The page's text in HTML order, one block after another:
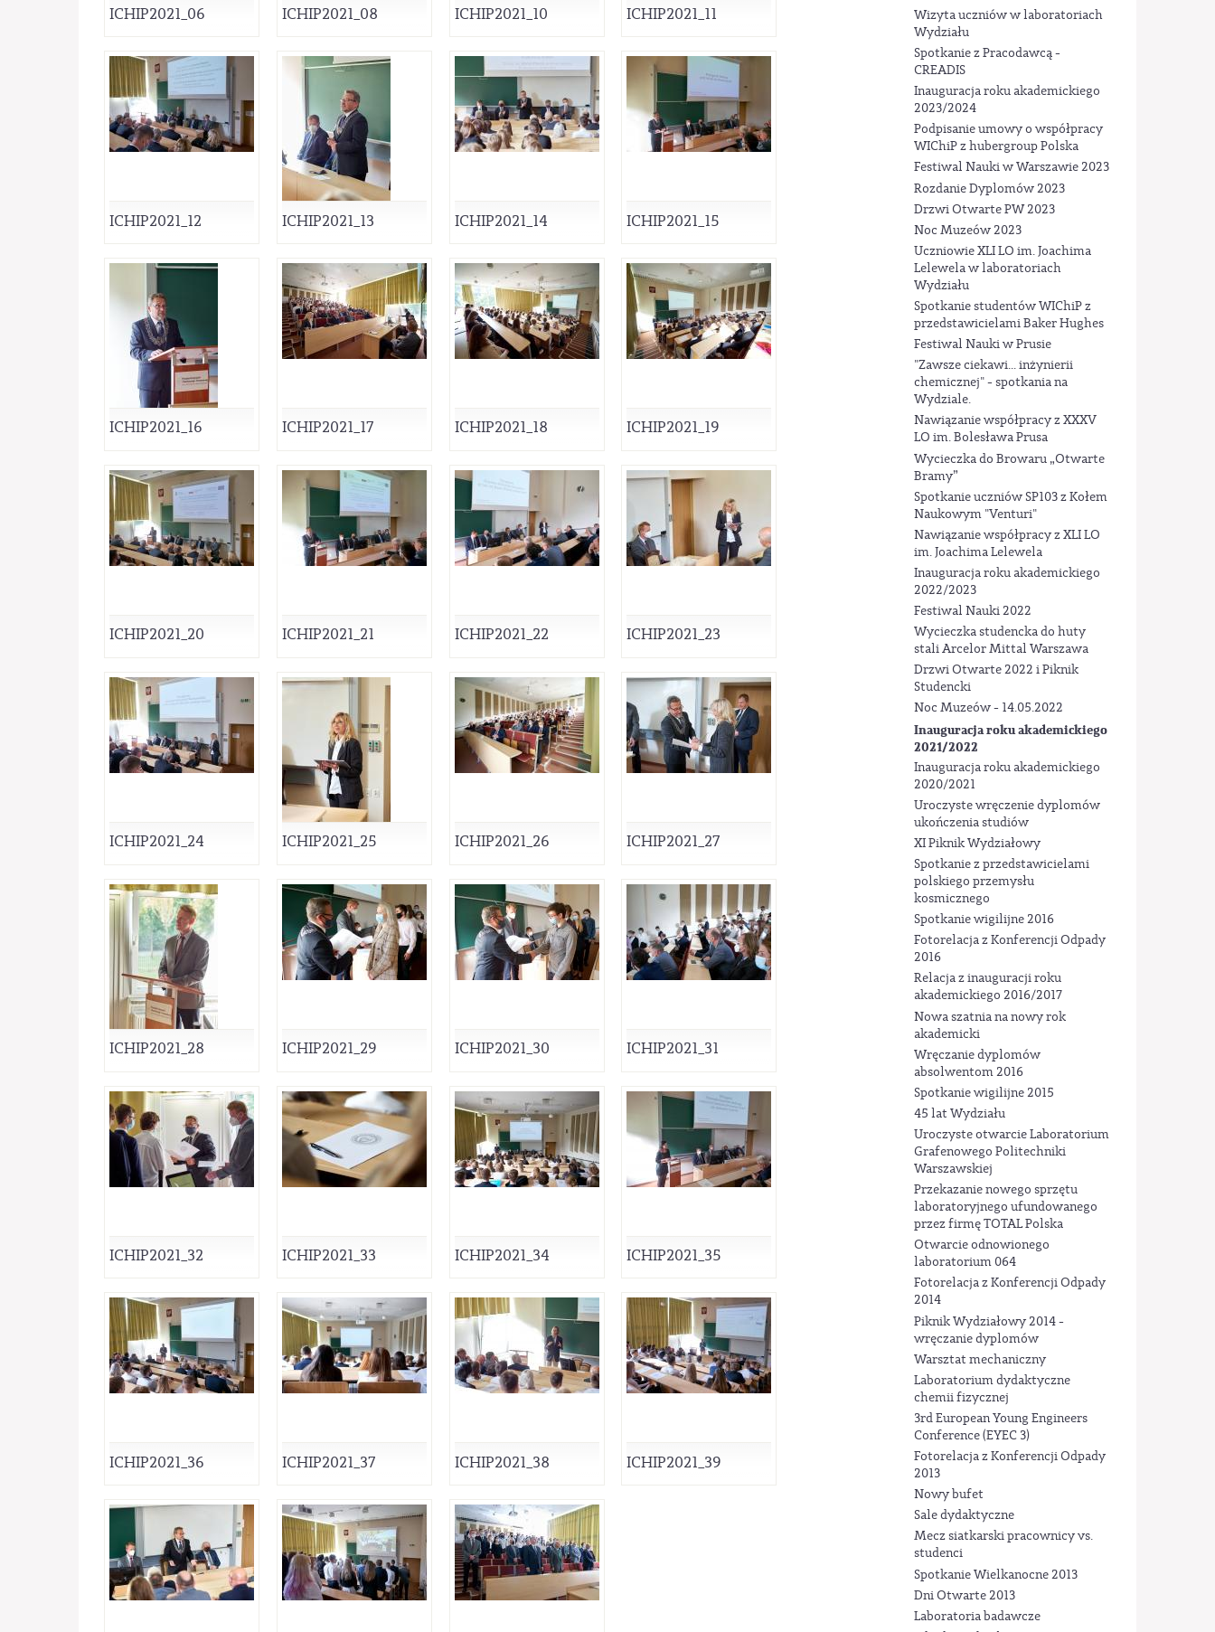
Wizyta uczniów w laboratoriach
Wydziału
Spotkanie z Pracodawcą -
CREADIS
Inauguracja roku akademickiego
2023/2024
Podpisanie umowy o współpracy
WIChiP z hubergroup Polska
Festiwal Nauki w Warszawie 2023
Rozdanie Dyplomów 2023
Drzwi Otwarte PW 2023
Noc Muzeów 2023
Uczniowie XLI LO im. Joachima
Lelewela w laboratoriach
Wydziału
Spotkanie studentów WIChiP z
przedstawicielami Baker Hughes
Festiwal Nauki w Prusie
"Zawsze ciekawi... inżynierii
chemicznej" - spotkania na
Wydziale.
Nawiązanie współpracy z XXXV
LO im. Bolesława Prusa
Wycieczka do Browaru „Otwarte
Bramy”
Spotkanie uczniów SP103 z Kołem
Naukowym "Venturi"
Nawiązanie współpracy z XLI LO
im. Joachima Lelewela
Inauguracja roku akademickiego
2022/2023
Festiwal Nauki 2022
Wycieczka studencka do huty
stali Arcelor Mittal Warszawa
Drzwi Otwarte 2022 i Piknik
Studencki
Noc Muzeów - 14.05.2022
Inauguracja roku akademickiego
2021/2022
Inauguracja roku akademickiego
2020/2021
Uroczyste wręczenie dyplomów
ukończenia studiów
XI Piknik Wydziałowy
Spotkanie z przedstawicielami
polskiego przemysłu
kosmicznego
Spotkanie wigilijne 2016
Fotorelacja z Konferencji Odpady
2016
Relacja z inauguracji roku
akademickiego 2016/2017
Nowa szatnia na nowy rok
akademicki
Wręczanie dyplomów
absolwentom 2016
Spotkanie wigilijne 2015
45 lat Wydziału
Uroczyste otwarcie Laboratorium
Grafenowego Politechniki
Warszawskiej
Przekazanie nowego sprzętu
laboratoryjnego ufundowanego
przez firmę TOTAL Polska
Otwarcie odnowionego
laboratorium 064
Fotorelacja z Konferencji Odpady
2014
Piknik Wydziałowy 2014 -
wręczanie dyplomów
Warsztat mechaniczny
Laboratorium dydaktyczne
chemii fizycznej
3rd European Young Engineers
Conference (EYEC 3)
Fotorelacja z Konferencji Odpady
2013
Nowy bufet
Sale dydaktyczne
Mecz siatkarski pracownicy vs.
studenci
Spotkanie Wielkanocne 2013
Dni Otwarte 2013
Laboratoria badawcze
ICHIP2021_06 ICHIP2021_08 ICHIP2021_10 ICHIP2021_11
ICHIP2021_12 ICHIP2021_13 ICHIP2021_14 ICHIP2021_15
ICHIP2021_16 ICHIP2021_17 ICHIP2021_18 ICHIP2021_19
ICHIP2021_20 ICHIP2021_21 ICHIP2021_22 ICHIP2021_23
ICHIP2021_24 ICHIP2021_25 ICHIP2021_26 ICHIP2021_27
ICHIP2021_28 ICHIP2021_29 ICHIP2021_30 ICHIP2021_31
ICHIP2021_32 ICHIP2021_33 ICHIP2021_34 ICHIP2021_35
ICHIP2021_36 ICHIP2021_37 ICHIP2021_38 ICHIP2021_39